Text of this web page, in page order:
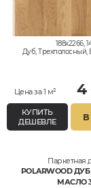
188x2266,
Дуб, Трехполосный,
Цена за 1 м² 4
КУПИТЬ
ДЕШЕВЛЕ
Паркетная
POLARWOOD
МАСЛО